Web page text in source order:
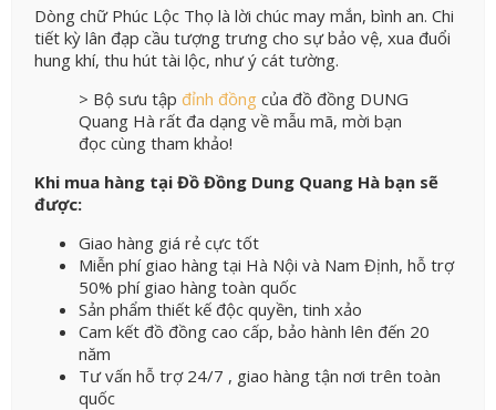
Dòng chữ Phúc Lộc Thọ là lời chúc may mắn, bình an. Chi
tiết kỳ lân đạp cầu tượng trưng cho sự bảo vệ, xua đuổi
hung khí, thu hút tài lộc, như ý cát tường.
> Bộ sưu tập đỉnh đồng của đồ đồng DUNG
Quang Hà rất đa dạng về mẫu mã, mời bạn
đọc cùng tham khảo!
Khi mua hàng tại Đồ Đồng Dung Quang Hà bạn sẽ
được:
Giao hàng giá rẻ cực tốt
Miễn phí giao hàng tại Hà Nội và Nam Định, hỗ trợ
50% phí giao hàng toàn quốc
Sản phẩm thiết kế độc quyền, tinh xảo
Cam kết đồ đồng cao cấp, bảo hành lên đến 20
năm
Tư vấn hỗ trợ 24/7 , giao hàng tận nơi trên toàn
quốc